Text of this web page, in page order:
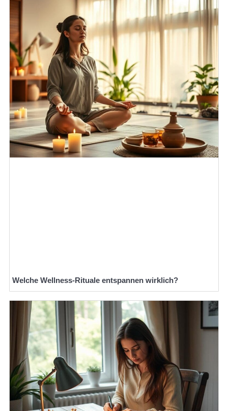
Welche Wellness-Rituale entspannen wirklich?